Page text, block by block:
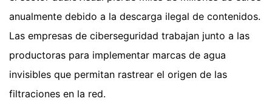
anualmente debido a la descarga ilegal de contenidos.
Las empresas de ciberseguridad trabajan junto a las
productoras para implementar marcas de agua
invisibles que permitan rastrear el origen de las
filtraciones en la red.